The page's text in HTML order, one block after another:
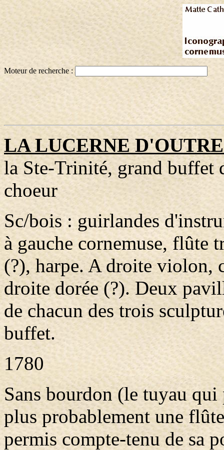
Moteur de recherche :
LA LUCERNE
la Ste-Trinité, grand buffet
choeur
Sc/bois : guirlandes
à gauche cornemuse, flûte
(?), harpe. A droite violon,
droite dorée (?). Deux
de chacun des trois
buffet.
1780
Sans bourdon (le tuyau qui
plus probablement une
permis compte-tenu de sa